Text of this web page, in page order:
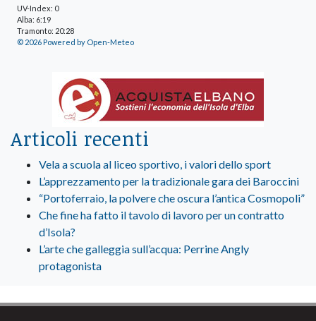
UV-Index: 0
Alba: 6:19
Tramonto: 20:28
© 2026 Powered by Open-Meteo
Articoli recenti
Vela a scuola al liceo sportivo, i valori dello sport
L’apprezzamento per la tradizionale gara dei Baroccini
“Portoferraio, la polvere che oscura l’antica Cosmopoli”
Che fine ha fatto il tavolo di lavoro per un contratto
d’Isola?
L’arte che galleggia sull’acqua: Perrine Angly
protagonista